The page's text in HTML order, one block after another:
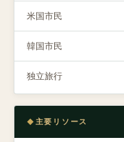
米国市民
韓国市民
独立旅行
主要リソース